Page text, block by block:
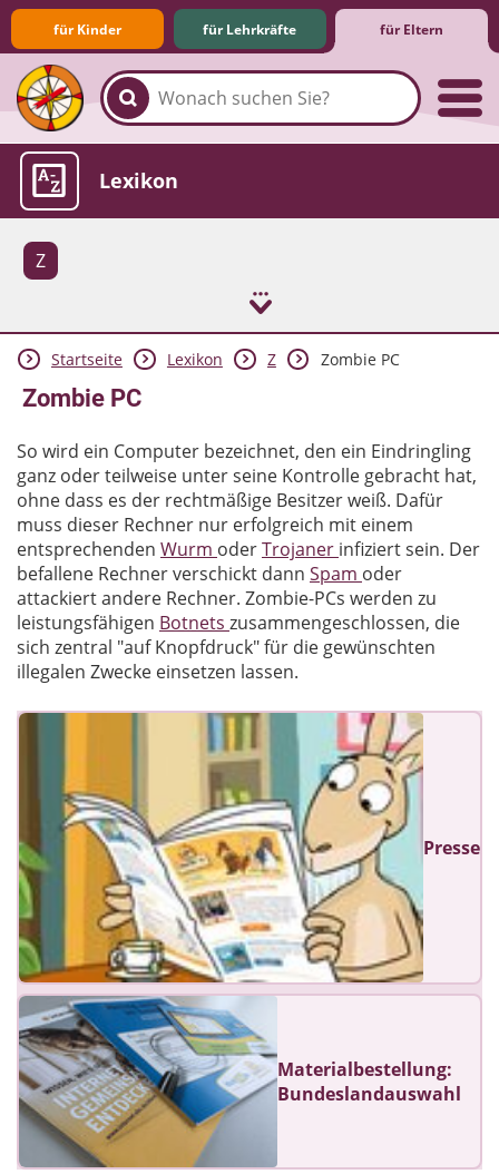
für Kinder für Lehrkräfte für Eltern
Familie & Medien
Spieletipps & Lernsoftware
Die Jüngsten im Netz
Lexikon
Z
Aktuelles
Startseite Lexikon Z Zombie PC
Zombie PC
So wird ein Computer bezeichnet, den ein Eindringling
ganz oder teilweise unter seine Kontrolle gebracht hat,
ohne dass es der rechtmäßige Besitzer weiß. Dafür
muss dieser Rechner nur erfolgreich mit einem
entsprechenden Wurm oderTrojaner infiziert sein. Der
befallene Rechner verschickt dann Spam oder
attackiert andere Rechner. Zombie-PCs werden zu
leistungsfähigen Botnets zusammengeschlossen, die
sich zentral "auf Knopfdruck" für die gewünschten
illegalen Zwecke einsetzen lassen.
Presse
Materialbestellung:
Bundeslandauswahl